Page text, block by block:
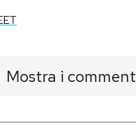
Mostra i